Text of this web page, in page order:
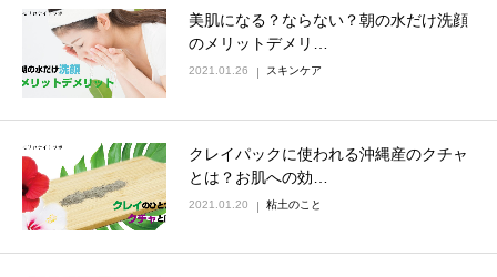
美肌になる？ならない？朝の水だけ洗顔
のメリットデメリ…
2021.01.26 スキンケア
クレイパックに使われる沖縄産のクチャ
とは？お肌への効…
2021.01.20 粘土のこと